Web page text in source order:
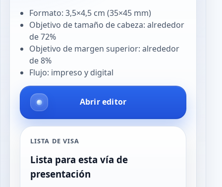
Formato: 3,5×4,5 cm (35×45 mm)
Objetivo de tamaño de cabeza: alrededor
de 72%
Objetivo de margen superior: alrededor
de 8%
Flujo: impreso y digital
Abrir editor
LISTA DE VISA
Lista para esta vía de
presentación